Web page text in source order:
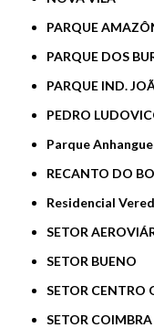
PARQUE
PARQUE DOS
PARQUE IND.
PEDRO
Parque
RECANTO DO
Residencial
SETOR
SETOR BUENO
SETOR CENTRO
SETOR COIMBRA